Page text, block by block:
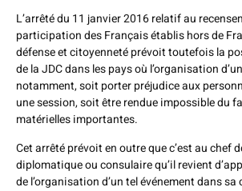
L’arrêté du 11 janvier 2016 relatif au
participation des Français établis hors de
défense et citoyenneté prévoit toutefois la
de la JDC dans les pays où l’organisation
notamment, soit porter préjudice aux
une session, soit être rendue impossible du
matérielles importantes.
Cet arrêté prévoit en outre que c’est au chef
diplomatique ou consulaire qu’il revient
de l’organisation d’un tel événement dans